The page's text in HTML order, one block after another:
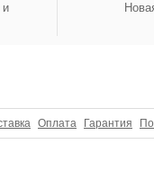
и
Оплата Гарантия